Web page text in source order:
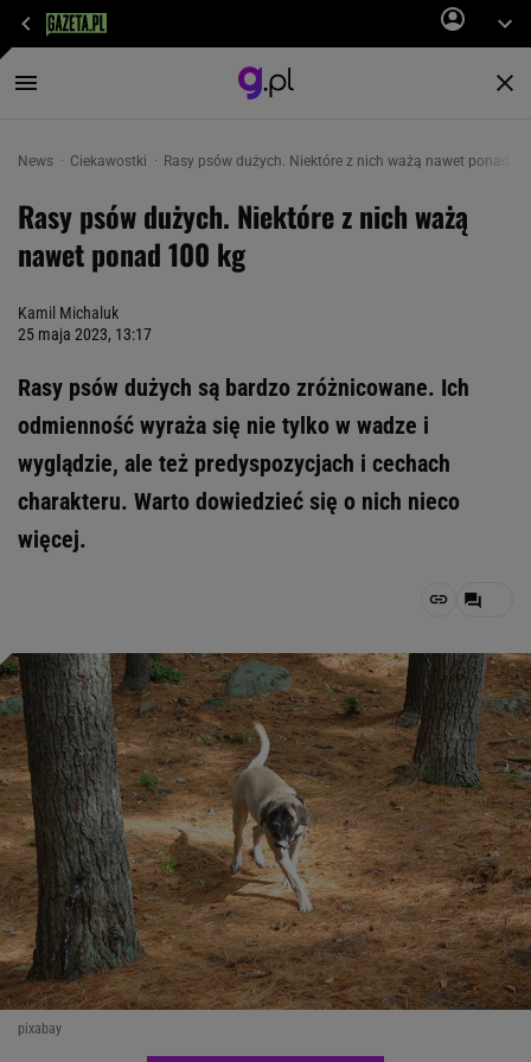
News Ciekawostki Rasy psów dużych. Niektóre z nich ważą nawet ponad
Rasy psów dużych. Niektóre z nich ważą
nawet ponad 100 kg
Kamil Michaluk
25 maja 2023, 13:17
Rasy psów dużych są bardzo zróżnicowane. Ich
odmienność wyraża się nie tylko w wadze i
wyglądzie, ale też predyspozycjach i cechach
charakteru. Warto dowiedzieć się o nich nieco
więcej.
pixabay